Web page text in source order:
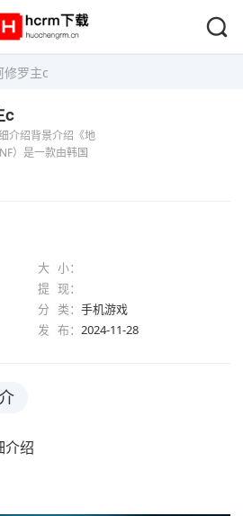
罗主c
介绍背景介绍《地
）是一款由韩国
c
大 小：
提 现：
分 类： 手机游戏
发 布： 2024-11-28
介绍